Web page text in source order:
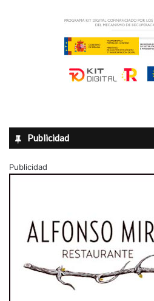
Publicidad
Publicidad